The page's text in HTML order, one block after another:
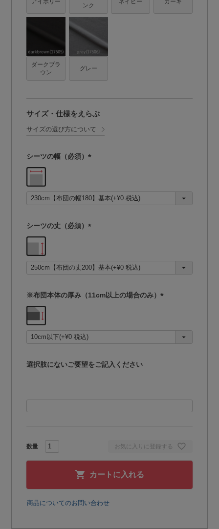
アイボリー
ンク
ネイビー カーキ
ダークブラ
ウン
グレー
お気に入りに登録する
カートに入れる
サイズ・仕様をえらぶ
サイズの選び方について
シーツの幅（必須）
須
)
シーツの丈（必須）
須
)
※布団本体の厚み（11cm以上の場合のみ）
須
)
選択肢にないご要望をご記入ください
商品についてのお問い合わせ